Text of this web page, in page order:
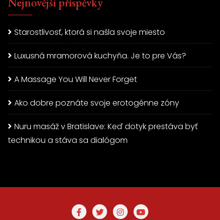
Starostlivosť, ktorá si našla svoje miesto
Luxusná mramorová kuchyňa. Je to pre Vás?
A Massage You Will Never Forget
Ako dobre poznáte svoje erotogénne zóny
Nuru masáž v Bratislave: Keď dotyk prestáva byť
technikou a stáva sa dialógom